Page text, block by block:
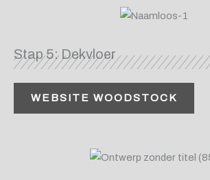
Stap 5: Dekvloer
WEBSITE WOODSTOCK